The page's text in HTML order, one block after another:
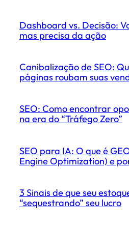
Dashboard vs. Decisão:
mas precisa da ação
Canibalização de SEO:
páginas roubam suas
SEO: Como encontrar
na era do “Tráfego Zero”
SEO para IA: O que é
Engine Optimization) e
3 Sinais de que seu
“sequestrando” seu lucro